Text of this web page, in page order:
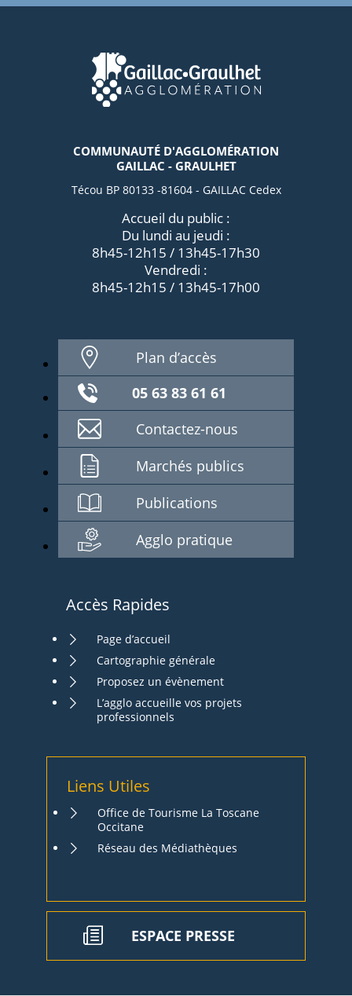
COMMUNAUTÉ D'AGGLOMÉRATION
GAILLAC - GRAULHET
Técou BP 80133 -81604 - GAILLAC Cedex
Accueil du public :
Du lundi au jeudi :
8h45-12h15 / 13h45-17h30
Vendredi :
8h45-12h15 / 13h45-17h00
Plan d’accès
05 63 83 61 61
Contactez-nous
Marchés publics
Publications
Agglo pratique
Accès Rapides
Page d’accueil
Cartographie générale
Proposez un évènement
L’agglo accueille vos projets
professionnels
Liens Utiles
Office de Tourisme La Toscane
Occitane
Réseau des Médiathèques
ESPACE PRESSE